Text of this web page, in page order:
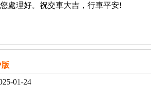
處理好。祝交車大吉，行車平安!
01-24